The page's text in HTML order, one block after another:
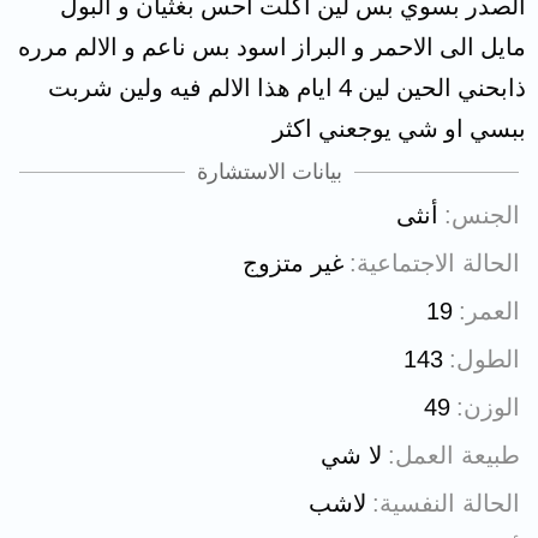
مايل الى الاحمر و البراز اسود بس ناعم و الالم مرره
ذابحني الحين لين 4 ايام هذا الالم فيه ولين شربت
ببسي او شي يوجعني اكثر
بيانات الاستشارة
الجنس
أنثى
الحالة الاجتماعية غير متزوج
العمر
19
الطول 143
الوزن 49
طبيعة العمل لا شي
الحالة النفسية لاشب